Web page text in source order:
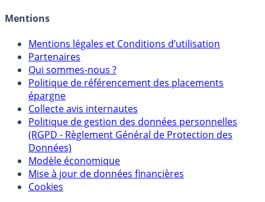
Mentions
Mentions légales et Conditions d’utilisation
Partenaires
Qui sommes-nous ?
Politique de référencement des placements
épargne
Collecte avis internautes
Politique de gestion des données personnelles
(RGPD - Règlement Général de Protection des
Données)
Modèle économique
Mise à jour de données financières
Cookies